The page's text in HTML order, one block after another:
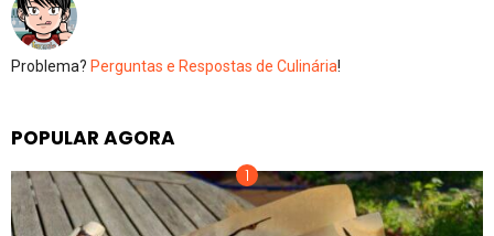
Problema? Perguntas e Respostas de Culinária!
POPULAR AGORA